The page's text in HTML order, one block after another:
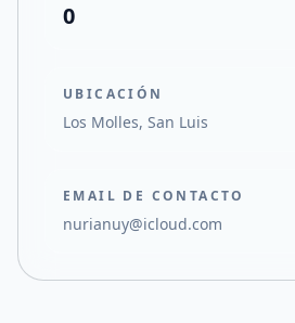
0
UBICACIÓN
Los Molles, San Luis
EMAIL DE CONTACTO
nurianuy@icloud.com